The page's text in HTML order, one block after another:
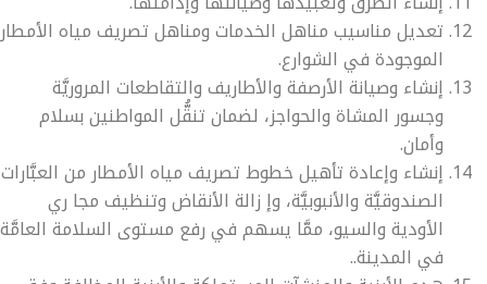
تعديل مناسيب مناهل الخدمات ومناهل تصريف مياه الأمطار
الموجودة في الشوارع.
إنشاء وصيانة الأرصفة والأطاريف والتقاطعات المروريَّة
وجسور المشاة والحواجز، لضمان تنقُّل المواطنين بسلام
وأمان.
إنشاء وإعادة تأهيل خطوط تصريف مياه الأمطار من العبَّارات
الصندوقيَّة والأنبوبيَّة، وإ زالة الأنقاض وتنظيف مجا ري
الأودية والسيو، ممَّا يسهم في رفع مستوى السلامة العامَّة
في المدينة..